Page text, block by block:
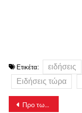
Ετικέτα: ειδήσεις
Ειδήσεις τώρα
Πλοήγηση
άρθρων
Προ των πυλών οι νέες ταυτότητες: Πόσο θα κοστίζουν